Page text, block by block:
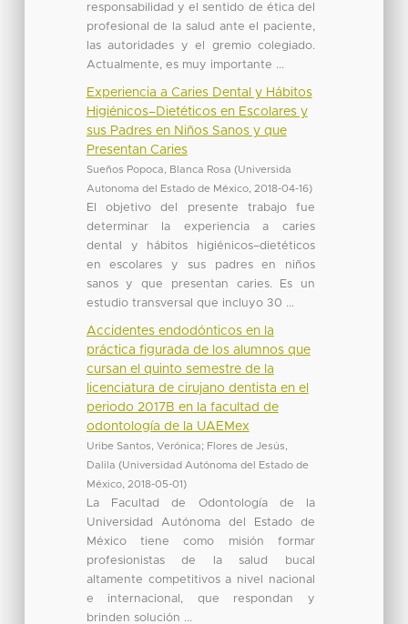
responsabilidad y el sentido de ética del
profesional de la salud ante el paciente,
las autoridades y el gremio colegiado.
Actualmente, es muy importante ...
Experiencia a Caries Dental y Hábitos
Higiénicos–Dietéticos en Escolares y
sus Padres en Niños Sanos y que
Presentan Caries
Sueños Popoca, Blanca Rosa (Universida
Autonoma del Estado de México, 2018-04-16)
El objetivo del presente trabajo fue
determinar la experiencia a caries
dental y hábitos higiénicos–dietéticos
en escolares y sus padres en niños
sanos y que presentan caries. Es un
estudio transversal que incluyo 30 ...
Accidentes endodónticos en la
práctica figurada de los alumnos que
cursan el quinto semestre de la
licenciatura de cirujano dentista en el
periodo 2017B en la facultad de
odontología de la UAEMex
Uribe Santos, Verónica; Flores de Jesús,
Dalila (Universidad Autónoma del Estado de
México, 2018-05-01)
La Facultad de Odontología de la
Universidad Autónoma del Estado de
México tiene como misión formar
profesionistas de la salud bucal
altamente competitivos a nivel nacional
e internacional, que respondan y
brinden solución ...